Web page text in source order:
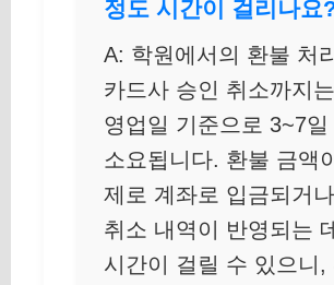
정도 시간이 걸리나요
A: 학원에서의 환불 처
카드사 승인 취소까지
영업일 기준으로 3~7일
소요됩니다. 환불 금액
제로 계좌로 입금되거
취소 내역이 반영되는
시간이 걸릴 수 있으니,